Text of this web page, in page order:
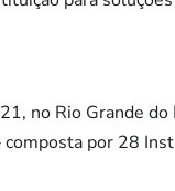
no Rio Grande
por 28